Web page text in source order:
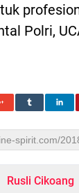
Polri,
Rusli Cikoang